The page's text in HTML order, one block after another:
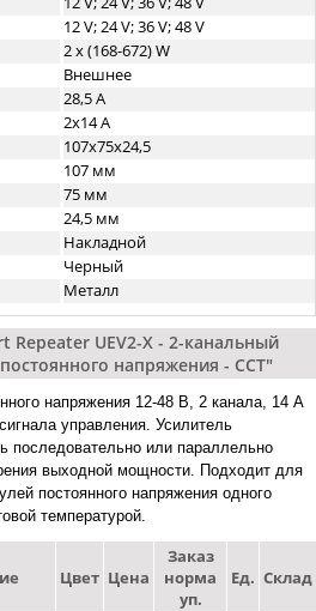
12 V; 24 V; 36 V; 48 V
2 x (168-672) W
Внешнее
28,5 А
2х14 А
107х75x24,5
107 мм
75 мм
24,5 мм
Накладной
Черный
Металл
Repeater UEV2-X - 2-канальный
напряжения - CCT"
напряжения 12-48 В, 2 канала, 14 А
управления. Усилитель
последовательно или параллельно
выходной мощности. Подходит для
постоянного напряжения одного
температурой.
Цвет Цена
Заказ
норма
уп.
Ед. Склад